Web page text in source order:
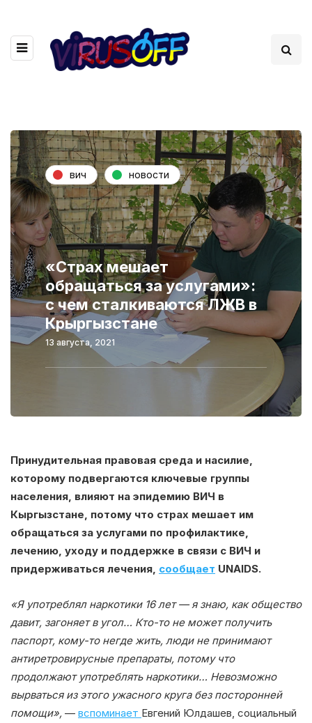
вич новости
«Страх мешает
обращаться за услугами»:
с чем сталкиваются ЛЖВ в
Крыргызстане
13 августа, 2021
Принудительная правовая среда и насилие,
которому подвергаются ключевые группы
населения, влияют на эпидемию ВИЧ в
Кыргызстане, потому что страх мешает им
обращаться за услугами по профилактике,
лечению, уходу и поддержке в связи с ВИЧ и
придерживаться лечения, сообщает UNAIDS.
«Я употреблял наркотики 16 лет — я знаю, как общество
давит, загоняет в угол… Кто-то не может получить
паспорт, кому-то негде жить, люди не принимают
антиретровирусные препараты, потому что
продолжают употреблять наркотики… Невозможно
вырваться из этого ужасного круга без посторонней
помощи», — вспоминает Евгений Юлдашев, социальный